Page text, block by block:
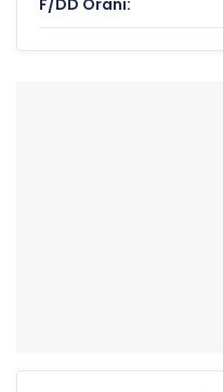
52 Haftalık Yüksek:
52 Haftalık Düşük:
F/DD Oranı: